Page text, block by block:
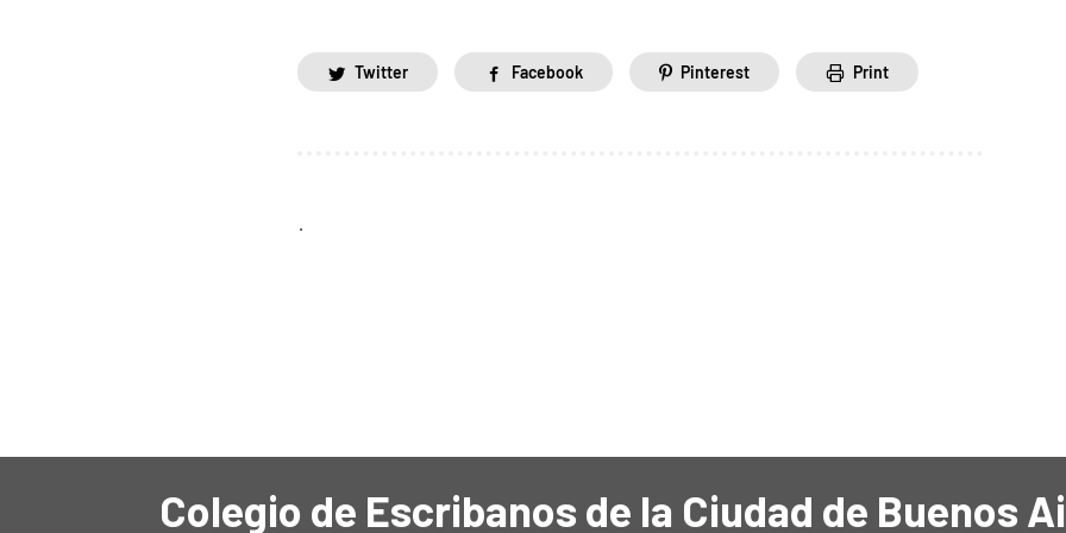
Twitter Facebook Pinterest Print
.
Colegio de Escribanos de la Ciudad de Buenos